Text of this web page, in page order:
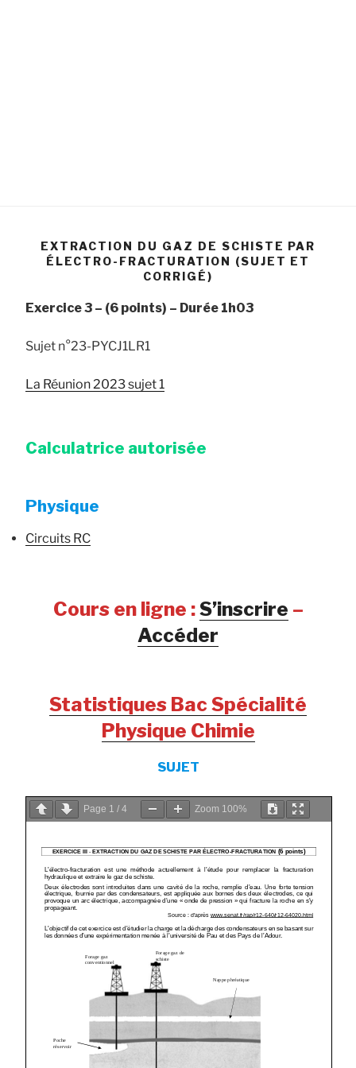
EXTRACTION DU GAZ DE SCHISTE PAR
ÉLECTRO-FRACTURATION (SUJET ET
CORRIGÉ)
Exercice 3 – (6 points) – Durée 1h03
Sujet n°23-PYCJ1LR1
La Réunion 2023 sujet 1
Calculatrice autorisée
Physique
Circuits RC
Cours en ligne :S’inscrire –
Accéder
Statistiques Bac Spécialité
Physique Chimie
SUJET
Page 1 / 4 Zoom 100%